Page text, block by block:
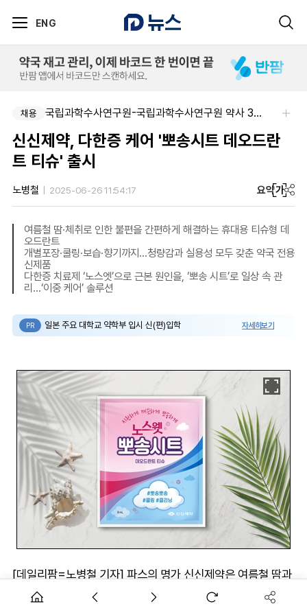
ENG
채용 국립과학수사연구원-국립과학수사연구원 약사 3명 채용
신신제약, 다한증 케어 '뽀송시트 데오드란
트 티슈' 출시
노병철 2025-06-26 11:54:17 요약가
여름철 땀∙체취로 인한 불편을 간편하게 해결하는 휴대용 티슈형 데
오드란트
개별포장∙쿨링∙보습∙향기까지…청량감과 실용성 모두 갖춘 약국 전용
신제품
다한증 치료제 ‘노스엣’으로 근본 원인을, ‘뽀송 시트’로 일상 속 관
리…‘이중 케어’ 솔루션
PR 일본 주요 대학교 약학부 입시 신(편)입학 자세히보기
[데일리팜=노병철 기자] 파스의 명가 신신제약은 여름철 땀과
체취 고민을 간편하게 해결할 수 있는 ‘노스?? 뽀송시트 데오